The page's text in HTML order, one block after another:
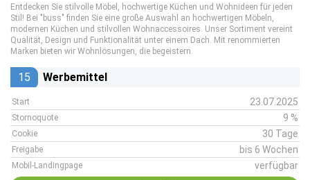
Entdecken Sie stilvolle Möbel, hochwertige Küchen und Wohnideen für jeden
Stil! Bei "buss" finden Sie eine große Auswahl an hochwertigen Möbeln,
modernen Küchen und stilvollen Wohnaccessoires. Unser Sortiment vereint
Qualität, Design und Funktionalität unter einem Dach. Mit renommierten
Marken bieten wir Wohnlösungen, die begeistern.
15 Werbemittel
Start 23.07.2025
Stornoquote 9 %
Cookie 30 Tage
Freigabe bis 6 Wochen
Mobil-Landingpage verfügbar